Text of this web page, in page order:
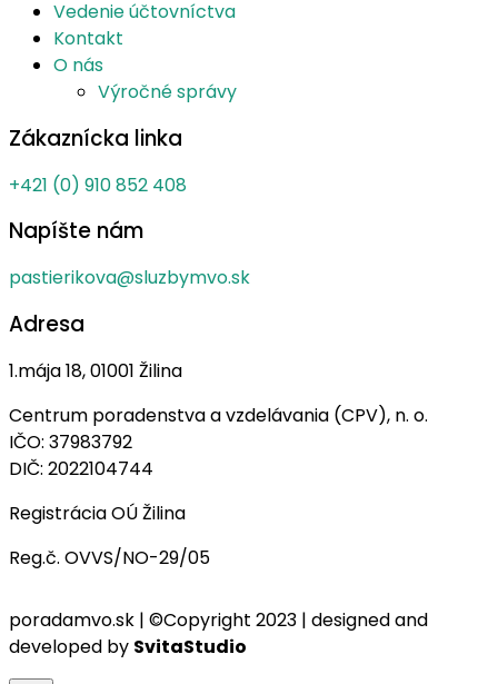
Vedenie účtovníctva
Kontakt
O nás
Výročné správy
Zákaznícka linka
+421 (0) 910 852 408
Napíšte nám
pastierikova@sluzbymvo.sk
Adresa
1.mája 18, 01001 Žilina
Centrum poradenstva a vzdelávania (CPV), n. o.
IČO: 37983792
DIČ: 2022104744
Registrácia OÚ Žilina
Reg.č. OVVS/NO-29/05
poradamvo.sk | ©Copyright 2023 | designed and
developed by SvitaStudio